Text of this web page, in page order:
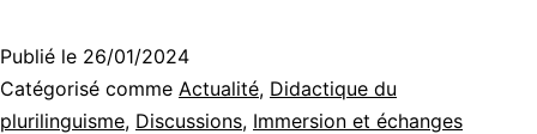
Publié le 26/01/2024
Catégorisé comme Actualité, Didactique du
plurilinguisme, Discussions, Immersion et échanges